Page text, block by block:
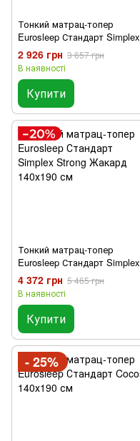
Тонкий матрац-топер
Eurosleep Стандарт Simplex
140х190 см
2 926 грн 3 657 грн
В наявності
Купити
Тонкий матрац-топер
Eurosleep Стандарт Simplex
Strong Жакард 140х190 см
4 372 грн 5 465 грн
В наявності
Купити
- 25%